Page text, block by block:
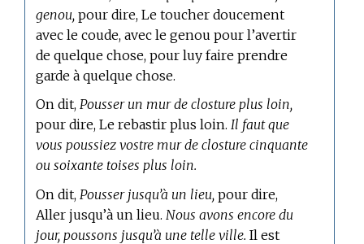
genou, pour dire, Le toucher doucement
avec le coude, avec le genou pour l’avertir
de quelque chose, pour luy faire prendre
garde à quelque chose.
On dit,Pousser un mur de closture plus loin,
pour dire, Le rebastir plus loin.Il faut que
vous poussiez vostre mur de closture cinquante
ou soixante toises plus loin.
On dit, Pousser jusqu’à un lieu, pour dire,
Aller jusqu’à un lieu. Nous avons encore du
jour, poussons jusqu’à une telle ville. Il est